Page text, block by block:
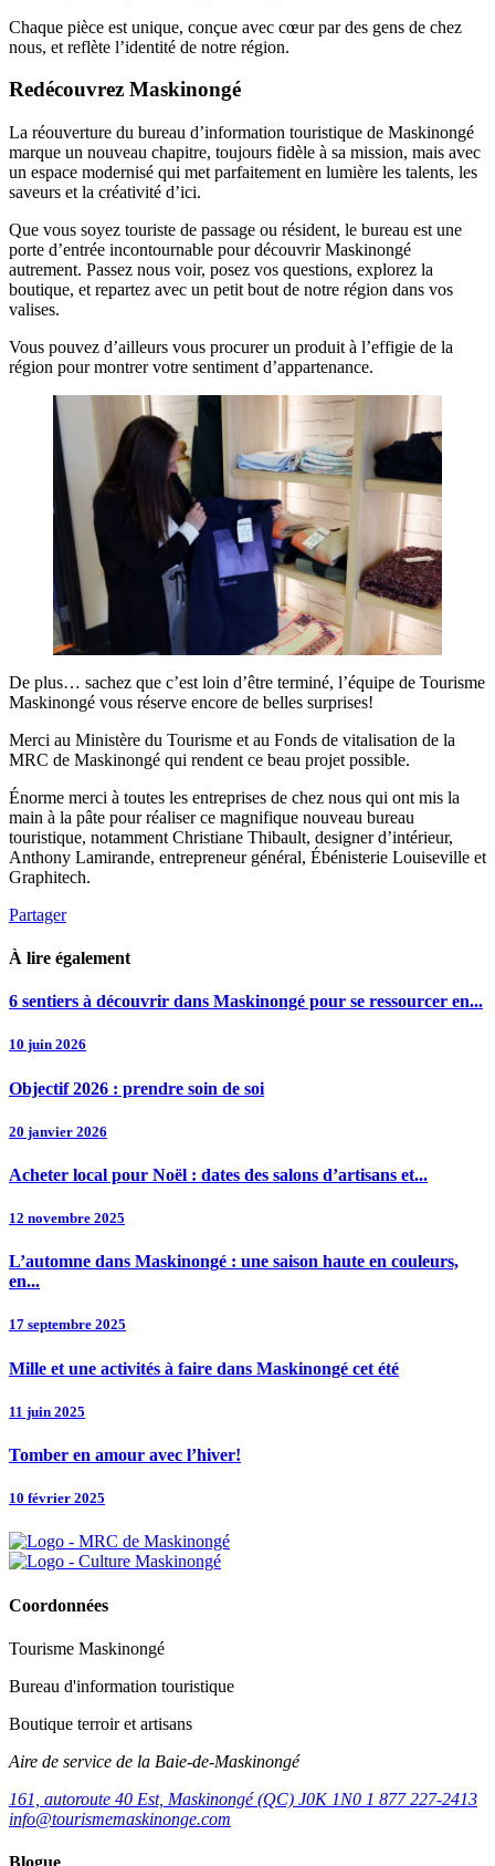
Chaque pièce est unique, conçue avec cœur par des gens de chez
nous, et reflète l’identité de notre région.
Redécouvrez Maskinongé
La réouverture du bureau d’information touristique de Maskinongé
marque un nouveau chapitre, toujours fidèle à sa mission, mais avec
un espace modernisé qui met parfaitement en lumière les talents, les
saveurs et la créativité d’ici.
Que vous soyez touriste de passage ou résident, le bureau est une
porte d’entrée incontournable pour découvrir Maskinongé
autrement. Passez nous voir, posez vos questions, explorez la
boutique, et repartez avec un petit bout de notre région dans vos
valises.
Vous pouvez d’ailleurs vous procurer un produit à l’effigie de la
région pour montrer votre sentiment d’appartenance.
De plus… sachez que c’est loin d’être terminé, l’équipe de Tourisme
Maskinongé vous réserve encore de belles surprises!
Merci au Ministère du Tourisme et au Fonds de vitalisation de la
MRC de Maskinongé qui rendent ce beau projet possible.
Énorme merci à toutes les entreprises de chez nous qui ont mis la
main à la pâte pour réaliser ce magnifique nouveau bureau
touristique, notamment Christiane Thibault, designer d’intérieur,
Anthony Lamirande, entrepreneur général, Ébénisterie Louiseville et
Graphitech.
Partager
À lire également
6 sentiers à découvrir dans Maskinongé pour se ressourcer en...
10 juin 2026
Objectif 2026 : prendre soin de soi
20 janvier 2026
Acheter local pour Noël : dates des salons d’artisans et...
12 novembre 2025
L’automne dans Maskinongé : une saison haute en couleurs,
en...
17 septembre 2025
Mille et une activités à faire dans Maskinongé cet été
11 juin 2025
Tomber en amour avec l’hiver!
10 février 2025
Coordonnées
Tourisme Maskinongé
Bureau d'information touristique
Boutique terroir et artisans
Aire de service de la Baie-de-Maskinongé
161, autoroute 40 Est, Maskinongé (QC) J0K 1N0 1 877 227-2413
info@tourismemaskinonge.com
Blogue